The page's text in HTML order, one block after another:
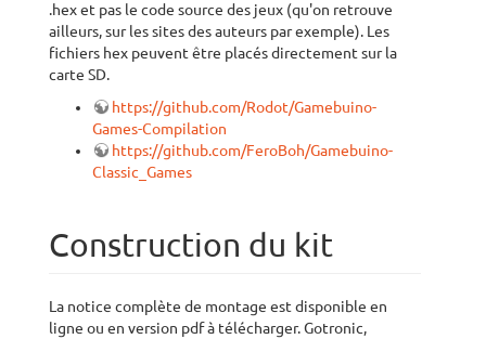
.hex et pas le code source des jeux (qu'on retrouve
ailleurs, sur les sites des auteurs par exemple). Les
fichiers hex peuvent être placés directement sur la
carte SD.
https://github.com/Rodot/Gamebuino-
Games-Compilation
https://github.com/FeroBoh/Gamebuino-
Classic_Games
Construction du kit
La notice complète de montage est disponible en
ligne ou en version pdf à télécharger. Gotronic,